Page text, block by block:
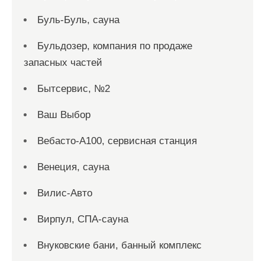
Буль-Буль, сауна
Бульдозер, компания по продаже
запасных частей
Бытсервис, №2
Ваш Выбор
Вебасто-А100, сервисная станция
Венеция, сауна
Вилис-Авто
Вирпул, СПА-сауна
Внуковские бани, банный комплекс